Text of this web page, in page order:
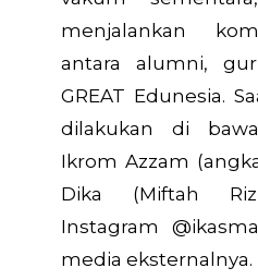
menjalankan
antara alumni,
GREAT Edunesia.
dilakukan di
Ikrom Azzam
Dika (Miftah
Instagram
media eksternalnya.